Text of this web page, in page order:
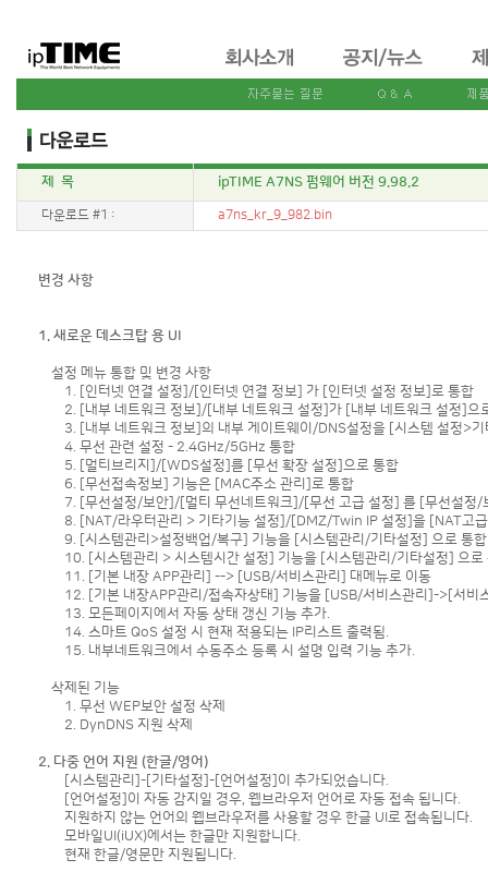
제 목 ipTIME A7NS 펌웨어 버전 9.98.2
다운로드 #1 : a7ns_kr_9_982.bin
변경 사항
1. 새로운 데스크탑 용 UI
설정 메뉴 통합 및 변경 사항
1. [인터넷 연결 설정]/[인터넷 연결 정보] 가 [인터넷 설정 정보]로 통합
2. [내부 네트워크 정보]/[내부 네트워크 설정]가 [내부 네트워크 설정]으
3. [내부 네트워크 정보]의 내부 게이트웨이/DNS설정을 [시스템 설정>기
4. 무선 관련 설정 - 2.4GHz/5GHz 통합
5. [멀티브리지]/[WDS설정]를 [무선 확장 설정]으로 통합
6. [무선접속정보] 기능은 [MAC주소 관리]로 통합
7. [무선설정/보안]/[멀티 무선네트워크]/[무선 고급 설정] 를 [무선설정/
8. [NAT/라우터관리 > 기타기능 설정]/[DMZ/Twin IP 설정]을 [NAT고급
9. [시스템관리>설정백업/복구] 기능을 [시스템관리/기타설정] 으로 통합
10. [시스템관리 > 시스템시간 설정] 기능을 [시스템관리/기타설정] 으로
11. [기본 내장 APP관리] --> [USB/서비스관리] 대메뉴로 이동
12. [기본 내장APP관리/접속자상태] 기능을 [USB/서비스관리]->[서비
13. 모든페이지에서 자동 상태 갱신 기능 추가.
14. 스마트 QoS 설정 시 현재 적용되는 IP리스트 출력됨.
15. 내부네트워크에서 수동주소 등록 시 설명 입력 기능 추가.
삭제된 기능
1. 무선 WEP보안 설정 삭제
2. DynDNS 지원 삭제
2. 다중 언어 지원 (한글/영어)
[시스템관리]-[기타설정]-[언어설정]이 추가되었습니다.
[언어설정]이 자동 감지일 경우, 웹브라우저 언어로 자동 접속 됩니다.
지원하지 않는 언어의 웹브라우저를 사용할 경우 한글 UI로 접속됩니다.
모바일UI(iUX)에서는 한글만 지원합니다.
현재 한글/영문만 지원됩니다.